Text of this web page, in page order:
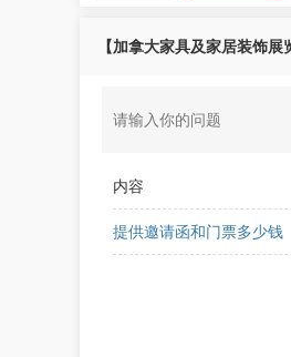
【加拿大家具及家居装饰
内容
提供邀请函和门票多少钱